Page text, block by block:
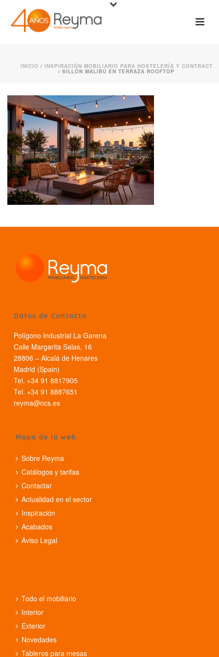
INICIO / INSPIRACIÓN MOBILIARIO PARA HOSTELERÍA Y CONTRACT
/ SILLÓN MALIBÚ EN TERRAZA ROOFTOP
Datos de Contacto
Polígono Industrial La Garena
Calle Margarita Salas, 16
28806 – Alcalá de Henares
Madrid (Spain)
Tel. +34 91 8817905
Tel. +34 91 8887651
reyma@ncs.es
Mapa de la web
Sobre Reyma
Catálogos y tarifas
Contactar
Actualidad en el sector
Inspiración
Acabados
Aviso Legal
Todo el mobiliario
Interior
Exterior
Novedades
Tableros para mesas